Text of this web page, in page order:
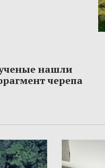
нашли
черепа